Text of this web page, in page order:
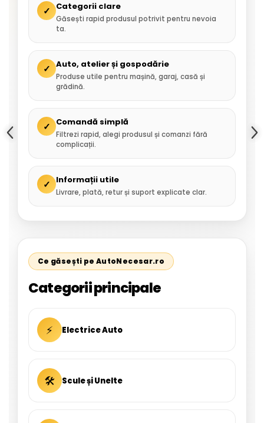
✓ Categorii clare
Găsești rapid produsul potrivit pentru nevoia
ta.
✓ Auto, atelier și gospodărie
Produse utile pentru mașină, garaj, casă și
grădină.
✓ Comandă simplă
Filtrezi rapid, alegi produsul și comanzi fără
complicații.
✓ Informații utile
Livrare, plată, retur și suport explicate clar.
Ce găsești pe AutoNecesar.ro
Categorii principale
⚡ Electrice Auto
🛠 Scule și Unelte